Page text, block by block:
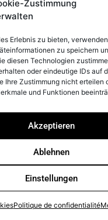
Zustimmung
Erlebnis zu bieten,
zu speichern
diesen Technologien
oder eindeutige IDs auf
Ihre Zustimmung nicht erteilen
und Funktionen
Akzeptieren
Ablehnen
Einstellungen
Politique de confidentialité
Siechenlach 2
89173 Lonsee-
Urspring
Allemagne
info@prinzing.eu
+49 7336
96100
Prinzing GmbH Tous